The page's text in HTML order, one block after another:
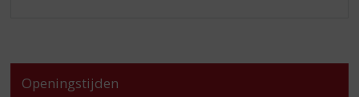
Openingstijden